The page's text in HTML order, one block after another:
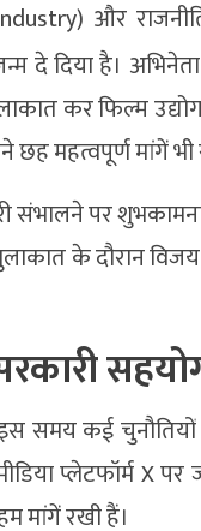
और
दे दिया है।
कर फिल्म
महत्वपूर्ण मांगें भी
संभालने पर
के दौरान
समय कई
प्लेटफॉर्म X पर
मांगें रखी हैं।